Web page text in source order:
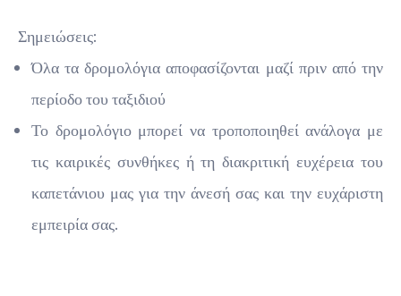
Σημειώσεις:
Όλα τα δρομολόγια αποφασίζονται μαζί πριν από την
περίοδο του ταξιδιού
Το δρομολόγιο μπορεί να τροποποιηθεί ανάλογα με
τις καιρικές συνθήκες ή τη διακριτική ευχέρεια του
καπετάνιου μας για την άνεσή σας και την ευχάριστη
εμπειρία σας.